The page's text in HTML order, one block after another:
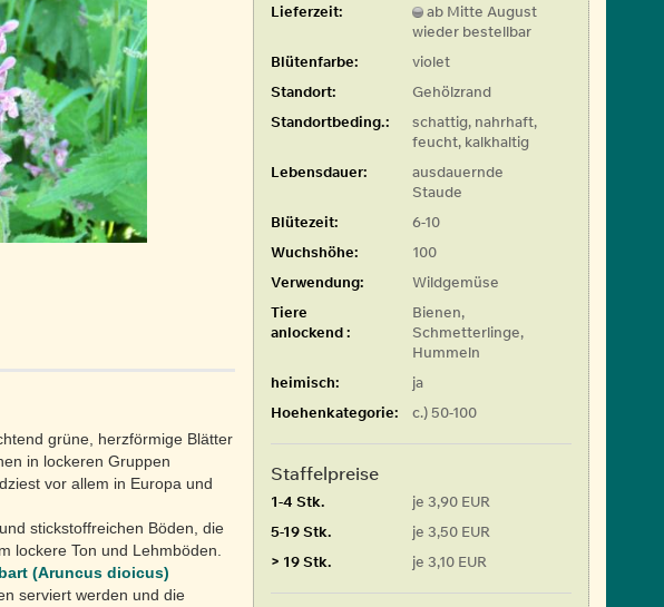
Lieferzeit:
ab Mitte August
wieder bestellbar
Blütenfarbe:
violet
Standort:
Gehölzrand
Standortbeding.:
schattig, nahrhaft,
feucht, kalkhaltig
Lebensdauer:
ausdauernde
Staude
Blütezeit:
6-10
Wuchshöhe:
100
Verwendung:
Wildgemüse
Tiere
anlockend :
Bienen,
Schmetterlinge,
Hummeln
heimisch:
ja
Hoehenkategorie:
c.) 50-100
Staffelpreise
1-4 Stk.
je 3,90 EUR
5-19 Stk.
je 3,50 EUR
> 19 Stk.
je 3,10 EUR
grüne, herzförmige Blätter
in lockeren Gruppen
vor allem in Europa und
stickstoffreichen Böden, die
lockere Ton und Lehmböden.
(Aruncus dioicus)
serviert werden und die